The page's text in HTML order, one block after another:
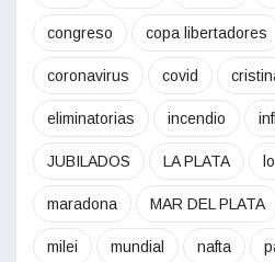
congreso copa libertadores
coronavirus covid
eliminatorias incendio
JUBILADOS LA PLATA
maradona MAR DEL PLATA
milei mundial nafta